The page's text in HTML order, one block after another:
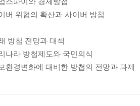
버 위협의 확산과 사이버 방첩
방첩 전망과 대책
나라 방첩제도와 국민의식
환경변화에 대비한 방첩의 전망과 과제